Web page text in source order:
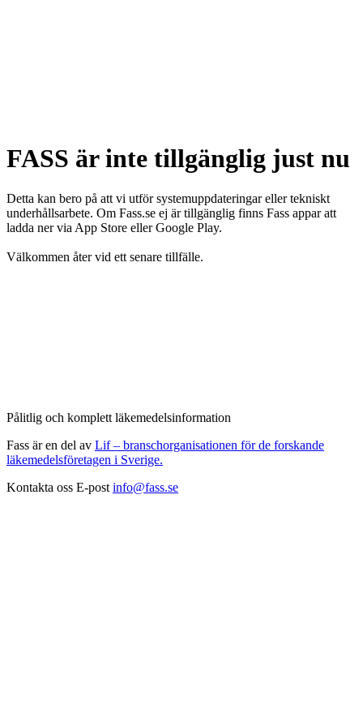
FASS är inte tillgänglig just nu
Detta kan bero på att vi utför systemuppdateringar eller tekniskt
underhållsarbete. Om Fass.se ej är tillgänglig finns Fass appar att
ladda ner via App Store eller Google Play.
Välkommen åter vid ett senare tillfälle.
Pålitlig och komplett läkemedelsinformation
Fass är en del av Lif – branschorganisationen för de forskande
läkemedelsföretagen i Sverige.
Kontakta oss E-post info@fass.se